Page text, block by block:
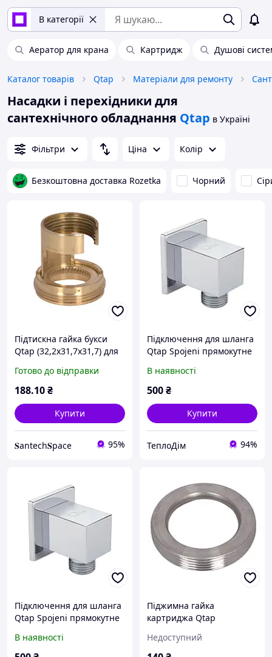
В категорії
Аератор для крана Картридж Душові
Каталог товарів Qtap Матеріали для ремонту
Насадки і перехідники для
сантехнічного обладнання Qtap в Україні
Фільтри Ціна Колір
Безкоштовна доставка Rozetka Чорний
Підтискна гайка букси
Qtap (32,2x31,7x31,7) для
QTEVITER32231731749935
Готово до відправки
188.10₴
Купити
𝐒antech𝐒pace 95%
Підключення для шланга
Qtap Spojeni прямокутне
В наявності
500₴
Купити
ТеплоДім 94%
Підключення для шланга
Qtap Spojeni прямокутне
В наявності
Піджимна гайка
картриджа Qtap
змішувача для раковини
та біде Arvin
Недоступний